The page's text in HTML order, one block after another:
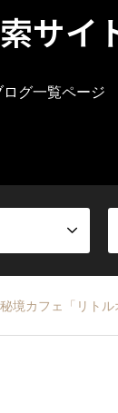
サイ
ログ一覧ページ
境カフェ「リト